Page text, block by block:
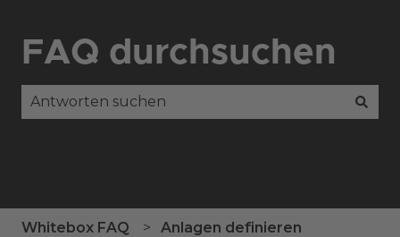
FAQ durchsuchen
Whitebox FAQ Anlagen definieren